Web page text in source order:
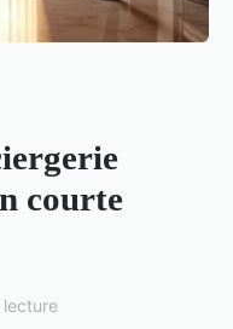
courte
lecture